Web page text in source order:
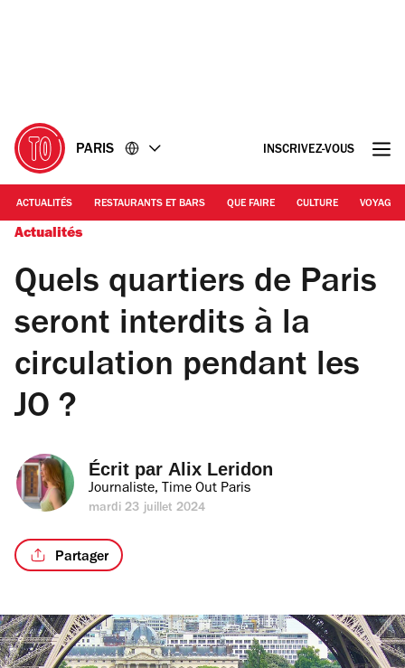
PARIS INSCRIVEZ-VOUS
ACTUALITÉS RESTAURANTS ET BARS QUE FAIRE CULTURE VOYAGE
Actualités
Quels quartiers de Paris
seront interdits à la
circulation pendant les
JO ?
Écrit par Alix Leridon
Journaliste, Time Out Paris
mardi 23 juillet 2024
Partager